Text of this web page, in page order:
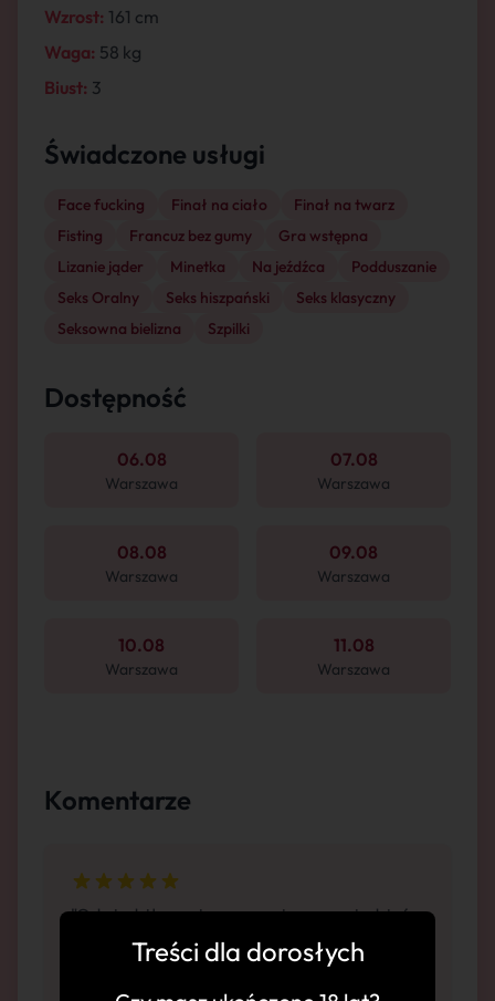
Wzrost: 161 cm
Waga: 58 kg
Biust: 3
Świadczone usługi
Face fucking Finał na ciało
Finał na twarz
Fisting
Francuz bez gumy
Gra wstępna
Lizanie jąder
Minetka Na jeźdźca
Podduszanie
Seks Oralny
Seks hiszpański
Seks klasyczny
Seksowna bielizna
Szpilki
Dostępność
06.08
Warszawa
07.08
Warszawa
08.08
Warszawa
09.08
Warszawa
10.08
Warszawa
11.08
Warszawa
Komentarze
"Odwiedziłem więc mogę się wypowiedzieć:
Porywający zapach. Pachnąca cipka.
Komfortowa atmosfera. Twarz 10/10, ciało
10/10, usługi 10/10. Regularnie będę
Treści dla dorosłych